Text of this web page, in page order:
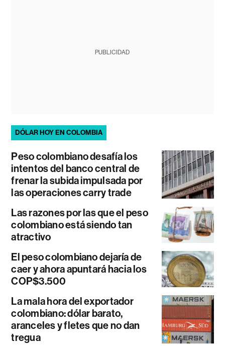
PUBLICIDAD
DÓLAR HOY EN COLOMBIA
Peso colombiano desafía los
intentos del banco central de
frenar la subida impulsada por
las operaciones carry trade
Las razones por las que el peso
colombiano está siendo tan
atractivo
El peso colombiano dejaría de
caer y ahora apuntará hacia los
COP$3.500
La mala hora del exportador
colombiano: dólar barato,
aranceles y fletes que no dan
tregua